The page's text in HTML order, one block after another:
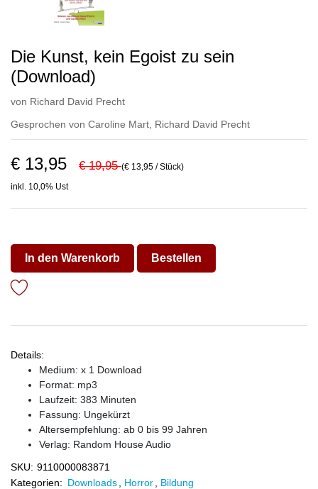
Die Kunst, kein Egoist zu sein
(Download)
von Richard David Precht
Gesprochen von Caroline Mart Richard David Precht
€ 13,95 € 19,95(€ 13,95 / Stück)
inkl. 10,0% Ust
In den Warenkorb Bestellen
Details:
Medium: x 1 Download
Format: mp3
Laufzeit: 383 Minuten
Fassung: Ungekürzt
Altersempfehlung: ab 0 bis 99 Jahren
Verlag: Random House Audio
SKU: 9110000083871
Kategorien: Downloads Horror Bildung